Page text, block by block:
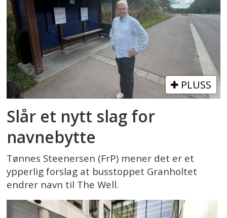
PLUSS
Slår et nytt slag for
navnebytte
Tønnes Steenersen (FrP) mener det er et
ypperlig forslag at busstoppet Granholtet
endrer navn til The Well.